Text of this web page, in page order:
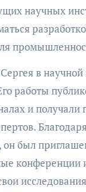
научных
в
работы
и получали
был
конференции